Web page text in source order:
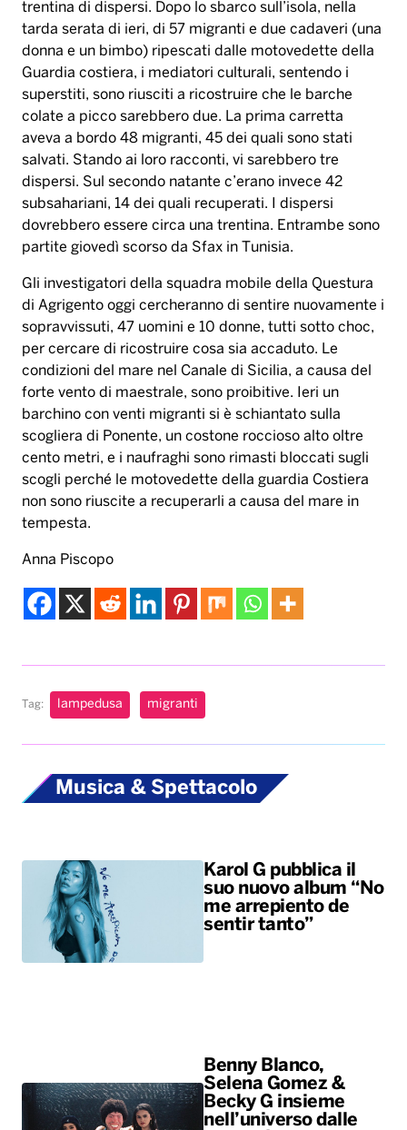
trentina di dispersi. Dopo lo sbarco sull’isola, nella
tarda serata di ieri, di 57 migranti e due cadaveri (una
donna e un bimbo) ripescati dalle motovedette della
Guardia costiera, i mediatori culturali, sentendo i
superstiti, sono riusciti a ricostruire che le barche
colate a picco sarebbero due. La prima carretta
aveva a bordo 48 migranti, 45 dei quali sono stati
salvati. Stando ai loro racconti, vi sarebbero tre
dispersi. Sul secondo natante c’erano invece 42
subsahariani, 14 dei quali recuperati. I dispersi
dovrebbero essere circa una trentina. Entrambe sono
partite giovedì scorso da Sfax in Tunisia.
Gli investigatori della squadra mobile della Questura
di Agrigento oggi cercheranno di sentire nuovamente i
sopravvissuti, 47 uomini e 10 donne, tutti sotto choc,
per cercare di ricostruire cosa sia accaduto. Le
condizioni del mare nel Canale di Sicilia, a causa del
forte vento di maestrale, sono proibitive. Ieri un
barchino con venti migranti si è schiantato sulla
scogliera di Ponente, un costone roccioso alto oltre
cento metri, e i naufraghi sono rimasti bloccati sugli
scogli perché le motovedette della guardia Costiera
non sono riuscite a recuperarli a causa del mare in
tempesta.
Anna Piscopo
Tag: lampedusa migranti
Musica & Spettacolo
Karol G pubblica il
suo nuovo album “No
me arrepiento de
sentir tanto”
Benny Blanco,
Selena Gomez &
Becky G insieme
nell’universo dalle